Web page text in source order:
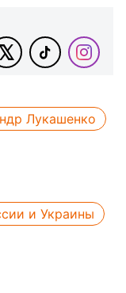
Лукашенко
и Украины